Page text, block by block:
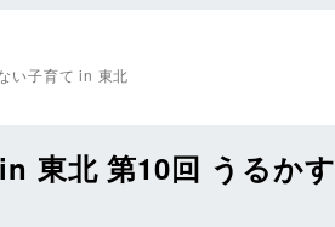
い子育て in 東北
東北 第10回 うるかす